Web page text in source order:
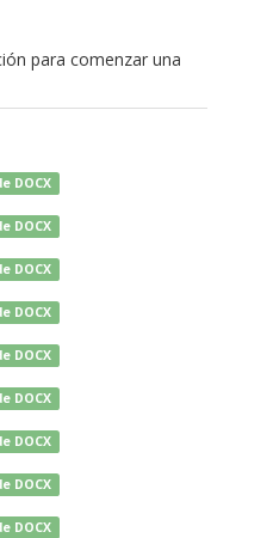
para comenzar una
DOCX
DOCX
DOCX
DOCX
DOCX
DOCX
DOCX
DOCX
DOCX